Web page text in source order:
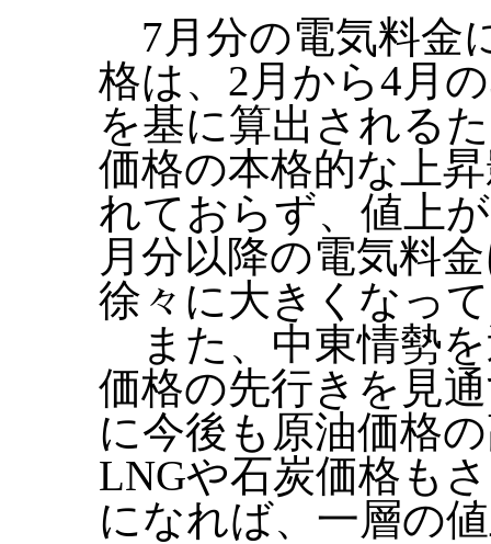
7月分の電気料金
格は、2月から4月
を基に算出される
価格の本格的な上
れておらず、値上
月分以降の電気料
徐々に大きくなっ
また、中東情勢
価格の先行きを見
に今後も原油価格
LNGや石炭価格も
になれば、一層の